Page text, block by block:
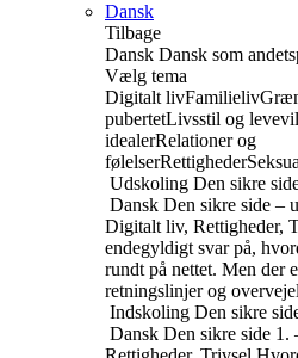
Dansk
Tilbage
Dansk Dansk som
Vælg tema
Digitalt livFamilieliv
pubertetLivsstil og
idealerRelationer og
følelserRettigheder
Udskoling Den sikre
Dansk Den sikre side –
Digitalt liv, Rettigheder,
endegyldigt svar på,
rundt på nettet. Men der
retningslinjer og
Indskoling Den sikre
Dansk Den sikre side 1.